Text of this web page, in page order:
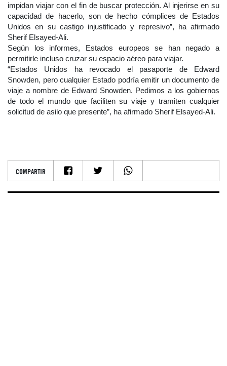
impidan viajar con el fin de buscar protección. Al injerirse en su
capacidad de hacerlo, son de hecho cómplices de Estados
Unidos en su castigo injustificado y represivo”, ha afirmado
Sherif Elsayed-Ali.
Según los informes, Estados europeos se han negado a
permitirle incluso cruzar su espacio aéreo para viajar.
“Estados Unidos ha revocado el pasaporte de Edward
Snowden, pero cualquier Estado podría emitir un documento de
viaje a nombre de Edward Snowden. Pedimos a los gobiernos
de todo el mundo que faciliten su viaje y tramiten cualquier
solicitud de asilo que presente”, ha afirmado Sherif Elsayed-Ali.
COMPARTIR